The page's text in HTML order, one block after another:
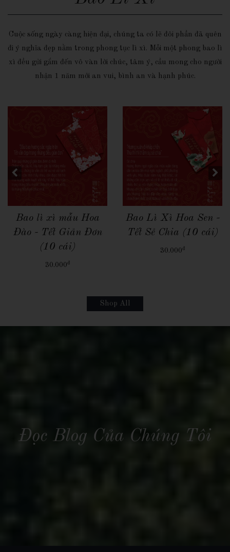
Cuộc sống ngày càng hiện đại, chúng ta có lẽ đôi phần đã quên
đi ý nghĩa đẹp nằm trong phong tục lì xì. Mỗi một phong bao lì
xì đều gửi gắm đến vô vàn lời chúc, tâm ý, cầu mong cho người
nhận 1 năm mới an vui, bình an và hạnh phúc.
Quick View
Bao Lì Xì Mẫu Đơn -
Tết Nghĩa Tình (10
cái)
30.000 đ
Quick View
Bao lì xì Hoa Mai -
Tết Hi Vọng và Yêu
Thương (10 cái)
Shop All
Đọc Blog Của Chúng Tôi